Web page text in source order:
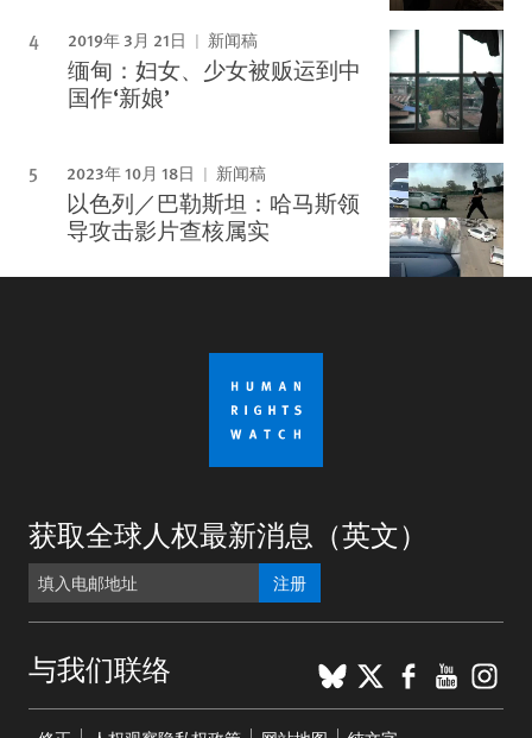
2019年 3月 21日 新闻稿
缅甸：妇女、少女被贩运到中
国作‘新娘’
2023年 10月 18日 新闻稿
以色列／巴勒斯坦：哈马斯领
导攻击影片查核属实
获取全球人权最新消息（英文）
注册
与我们联络 BlueSky
X